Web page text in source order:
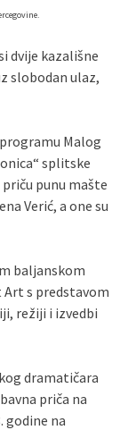
dvije kazališne
slobodan ulaz,
Malog
splitske
punu mašte
Verić, a one su
baljanskom
s predstavom
režiji i izvedbi
dramatičara
priča na
godine na